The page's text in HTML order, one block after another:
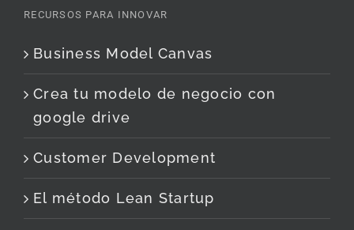
RECURSOS PARA INNOVAR
Business Model Canvas
Crea tu modelo de negocio con
google drive
Customer Development
El método Lean Startup